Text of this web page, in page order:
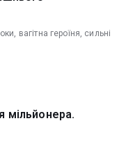
вагітна героїня, сильні
мільйонера.